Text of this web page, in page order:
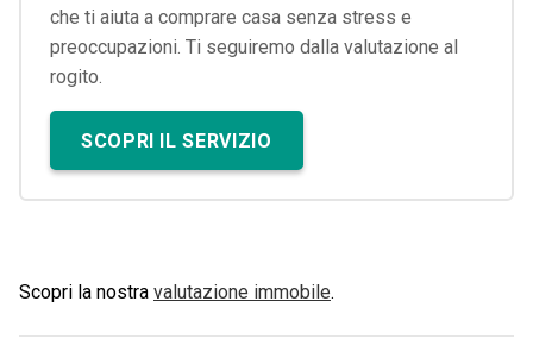
che ti aiuta a comprare casa senza stress e
preoccupazioni. Ti seguiremo dalla valutazione al
rogito.
SCOPRI IL SERVIZIO
Scopri la nostra valutazione immobile.